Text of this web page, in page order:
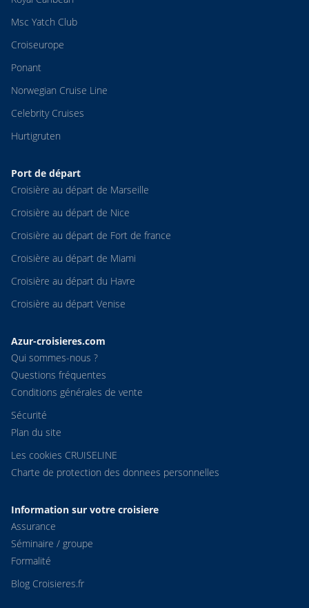
Msc Yatch Club
Croiseurope
Ponant
Norwegian Cruise Line
Celebrity Cruises
Hurtigruten
Port de départ
Croisière au départ de Marseille
Croisière au départ de Nice
Croisière au départ de Fort de france
Croisière au départ de Miami
Croisière au départ du Havre
Croisière au départ Venise
Azur-croisieres.com
Qui sommes-nous ?
Questions fréquentes
Conditions générales de vente
Sécurité
Plan du site
Les cookies CRUISELINE
Charte de protection des donnees personnelles
Information sur votre croisiere
Assurance
Séminaire / groupe
Formalité
Blog Croisieres.fr